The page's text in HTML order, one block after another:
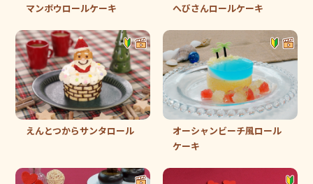
マンボウロールケーキ へびさんロールケーキ
えんとつからサンタロール
オーシャンビーチ風ロール
ケーキ